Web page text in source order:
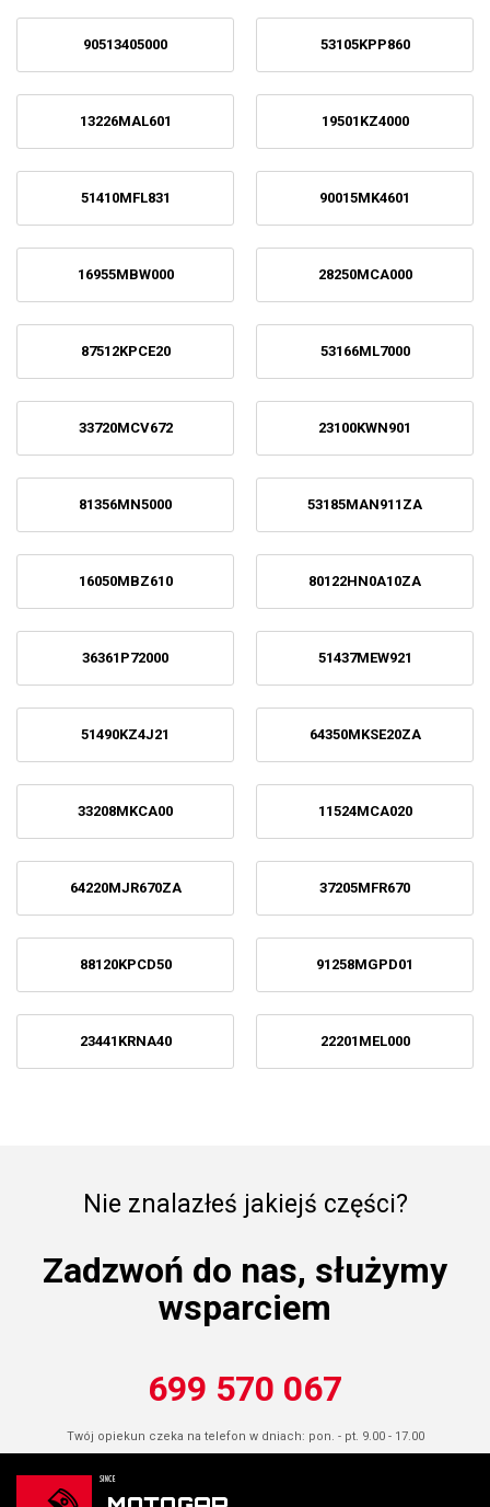
90513405000 53105KPP860
13226MAL601 19501KZ4000
51410MFL831 90015MK4601
16955MBW000 28250MCA000
87512KPCE20 53166ML7000
33720MCV672 23100KWN901
81356MN5000 53185MAN911ZA
16050MBZ610 80122HN0A10ZA
36361P72000 51437MEW921
51490KZ4J21 64350MKSE20ZA
33208MKCA00 11524MCA020
64220MJR670ZA 37205MFR670
88120KPCD50 91258MGPD01
23441KRNA40 22201MEL000
Nie znalazłeś jakiejś części?
Zadzwoń do nas, służymy
wsparciem
699 570 067
Twój opiekun czeka na telefon w dniach: pon. - pt. 9.00 - 17.00